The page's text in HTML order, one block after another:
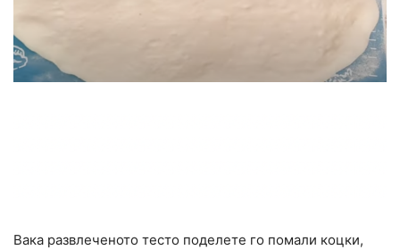
Вака развлеченото тесто поделете го помали коцки,